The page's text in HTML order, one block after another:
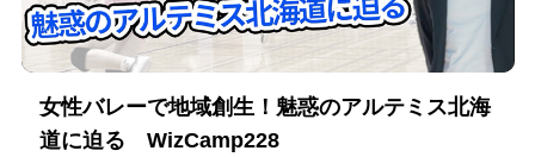
女性バレーで地域創生！魅惑のアルテミス北海
道に迫る WizCamp228